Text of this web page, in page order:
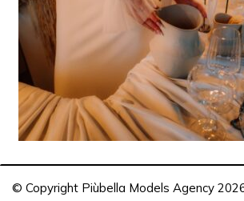
© Copyright Piùbella Models Agency